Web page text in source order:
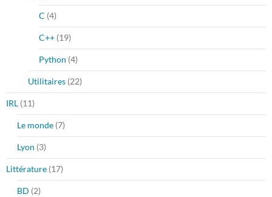
C (4)
C++ (19)
Python (4)
Utilitaires (22)
IRL (11)
Le monde (7)
Lyon (3)
Littérature (17)
BD (2)